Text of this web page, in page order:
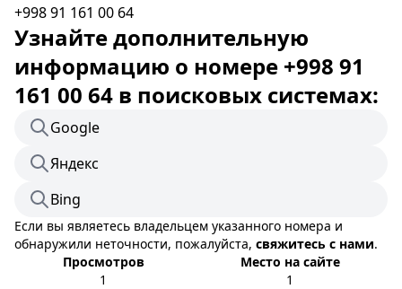
+998 91 161 00 64
Узнайте дополнительную
информацию о номере +998 91
161 00 64 в поисковых системах:
Google
Яндекс
Bing
Если вы являетесь владельцем указанного номера и
обнаружили неточности, пожалуйста, свяжитесь с нами.
Просмотров
1
Место на сайте
1